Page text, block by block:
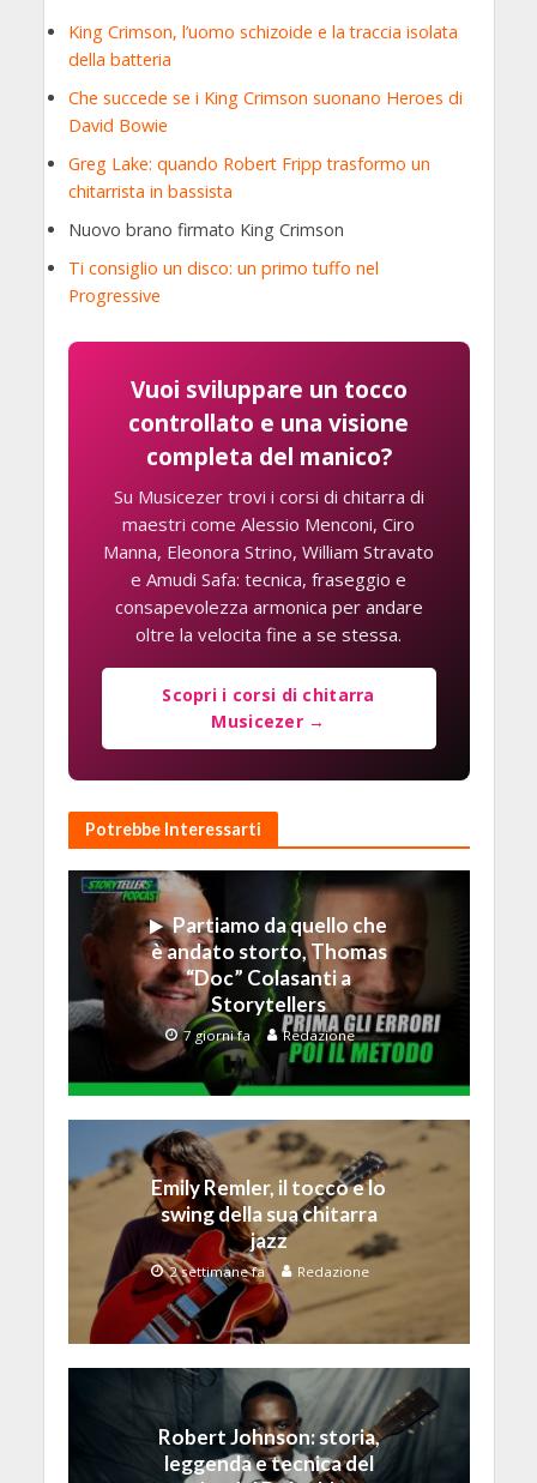
King Crimson, l’uomo schizoide e la traccia isolata
della batteria
Che succede se i King Crimson suonano Heroes di
David Bowie
Greg Lake: quando Robert Fripp trasformo un
chitarrista in bassista
Nuovo brano firmato King Crimson
Ti consiglio un disco: un primo tuffo nel
Progressive
Vuoi sviluppare un tocco
controllato e una visione
completa del manico?
Su Musicezer trovi i corsi di chitarra di
maestri come Alessio Menconi, Ciro
Manna, Eleonora Strino, William Stravato
e Amudi Safa: tecnica, fraseggio e
consapevolezza armonica per andare
oltre la velocita fine a se stessa.
Scopri i corsi di chitarra
Musicezer →
Potrebbe Interessarti
Partiamo da quello che
è andato storto, Thomas
“Doc” Colasanti a
Storytellers
7 giorni fa Redazione
Emily Remler, il tocco e lo
swing della sua chitarra
jazz
2 settimane fa Redazione
Robert Johnson: storia,
leggenda e tecnica del